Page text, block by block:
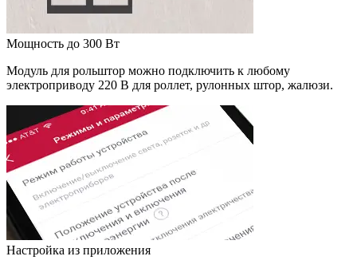
Мощность до 300 Вт
Модуль для рольштор можно подключить к любому
электроприводу 220 В для роллет, рулонных штор, жалюзи.
Настройка из приложения